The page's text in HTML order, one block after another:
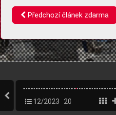
12/2023 20
Předchozí článek zdarma